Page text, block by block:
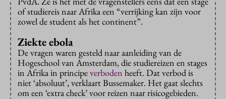
of studiereis naar Afrika een “verrijking kan zijn voor
zowel de student als het continent”.
Ziekte ebola
De vragen waren gesteld naar aanleiding van de
Hogeschool van Amsterdam, die studiereizen en stages
in Afrika in principeverboden heeft. Dat verbod is
niet ‘absoluut’, verklaart Bussemaker. Het gaat slechts
om een ‘extra check’ voor reizen naar risicogebieden.